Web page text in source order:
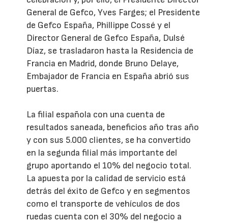
General de Gefco, Yves Farges; el Presidente
de Gefco España, Phillippe Cossé y el
Director General de Gefco España, Dulsé
Díaz, se trasladaron hasta la Residencia de
Francia en Madrid, donde Bruno Delaye,
Embajador de Francia en España abrió sus
puertas.
La filial española con una cuenta de
resultados saneada, beneficios año tras año
y con sus 5.000 clientes, se ha convertido
en la segunda filial más importante del
grupo aportando el 10% del negocio total.
La apuesta por la calidad de servicio está
detrás del éxito de Gefco y en segmentos
como el transporte de vehículos de dos
ruedas cuenta con el 30% del negocio a